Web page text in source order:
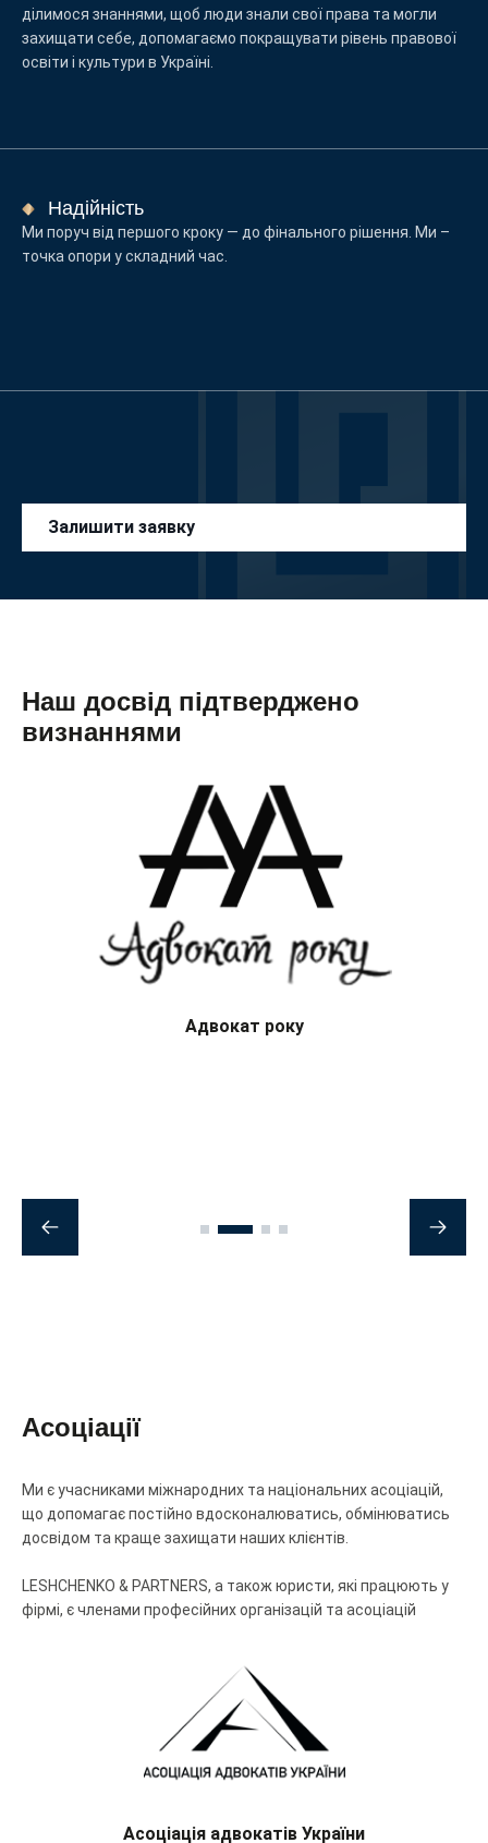
ділимося знаннями, щоб люди знали свої права та могли
захищати себе, допомагаємо покращувати рівень правової
освіти і культури в Україні.
Надійність
Ми поруч від першого кроку — до фінального рішення. Ми –
точка опори у складний час.
Залишити заявку
Наш досвід підтверджено
визнаннями
100 найкращих юристів України
Асоціації
Ми є учасниками міжнародних та національних асоціацій,
що допомагає постійно вдосконалюватись, обмінюватись
досвідом та краще захищати наших клієнтів.
LESHCHENKO & PARTNERS, а також юристи, які працюють у
фірмі, є членами професійних організацій та асоціацій
Європейська бізнес-асоціація